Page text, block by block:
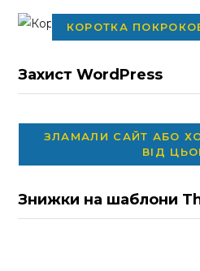
КОРОТКА
Захист WordPress
ЗЛАМАЛИ САЙТ АБО
ВІД
Знижки на шаблони